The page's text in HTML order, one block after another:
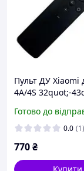
Пульт ДУ Xiaomi
4A/4S 32quot;-
Готово до
0.0 (1)
770₴